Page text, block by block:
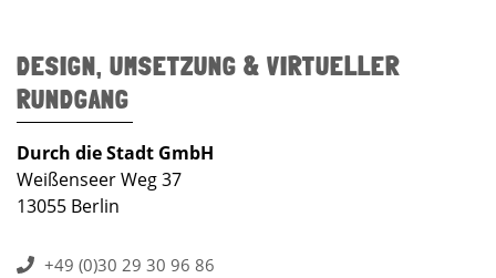
DESIGN, UMSETZUNG & VIRTUELLER
RUNDGANG
Durch die Stadt GmbH
Weißenseer Weg 37
13055 Berlin
+49 (0)30 29 30 96 86